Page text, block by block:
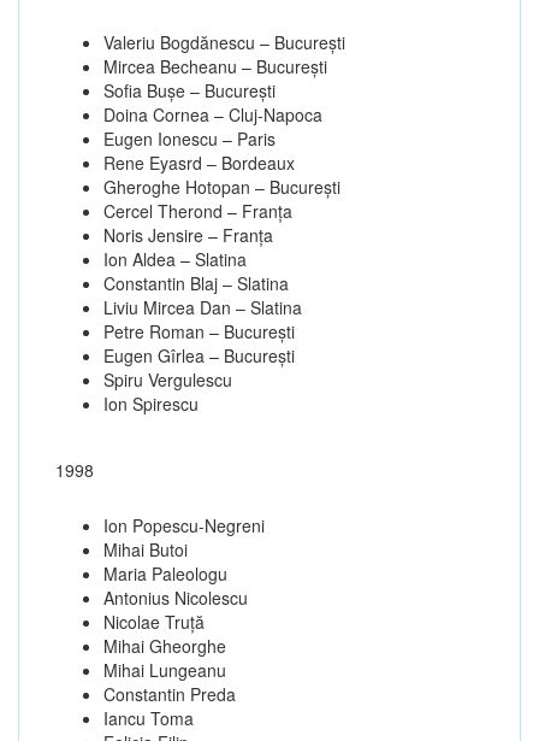
Valeriu Bogdănescu – Bucureşti
Mircea Becheanu – Bucureşti
Sofia Buşe – Bucureşti
Doina Cornea – Cluj-Napoca
Eugen Ionescu – Paris
Rene Eyasrd – Bordeaux
Gheroghe Hotopan – Bucureşti
Cercel Therond – Franţa
Noris Jensire – Franţa
Ion Aldea – Slatina
Constantin Blaj – Slatina
Liviu Mircea Dan – Slatina
Petre Roman – Bucureşti
Eugen Gîrlea – Bucureşti
Spiru Vergulescu
Ion Spirescu
1998
Ion Popescu-Negreni
Mihai Butoi
Maria Paleologu
Antonius Nicolescu
Nicolae Truţă
Mihai Gheorghe
Mihai Lungeanu
Constantin Preda
Iancu Toma